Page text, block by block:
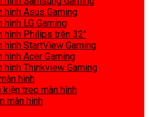
hình Asus Gaming
hình LG Gaming
hình Philips trên 32″
hình StartView Gaming
hình Acer Gaming
hình Thinkview Gaming
hình
kiện treo màn hình
màn hình